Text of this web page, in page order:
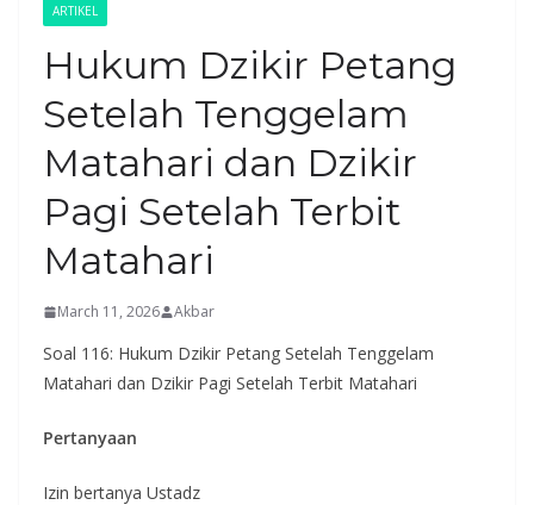
ARTIKEL
Hukum Dzikir Petang
Setelah Tenggelam
Matahari dan Dzikir
Pagi Setelah Terbit
Matahari
March 11, 2026 Akbar
Soal 116: Hukum Dzikir Petang Setelah Tenggelam
Matahari dan Dzikir Pagi Setelah Terbit Matahari
Pertanyaan
Izin bertanya Ustadz